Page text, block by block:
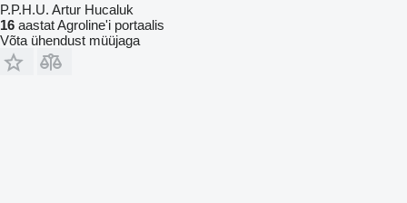
P.P.H.U. Artur Hucaluk
16 aastat Agroline'i portaalis
Võta ühendust müüjaga